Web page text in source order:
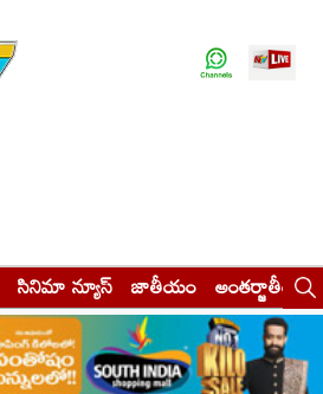
సినిమా న్యూస్ జాతీయం అంతర్జాతీయం